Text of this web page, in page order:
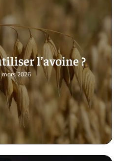
l’avoine ?
mars 2026